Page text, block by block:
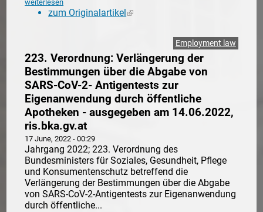
weiterlesen
zum Originalartikel(link is external)
Employment law
223. Verordnung: Verlängerung der
Bestimmungen über die Abgabe von
SARS-CoV-2- Antigentests zur
Eigenanwendung durch öffentliche
Apotheken - ausgegeben am 14.06.2022,
ris.bka.gv.at
17 June, 2022 - 00:29
Jahrgang 2022; 223. Verordnung des
Bundesministers für Soziales, Gesundheit, Pflege
und Konsumentenschutz betreffend die
Verlängerung der Bestimmungen über die Abgabe
von SARS-CoV-2-Antigentests zur Eigenanwendung
durch öffentliche...